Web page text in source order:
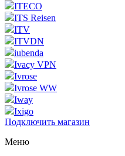
ITECO
ITS Reisen
ITV
ITVDN
iubenda
Ivacy VPN
Ivrose
Ivrose WW
Iway
Ixigo
Подключить магазин
Меню